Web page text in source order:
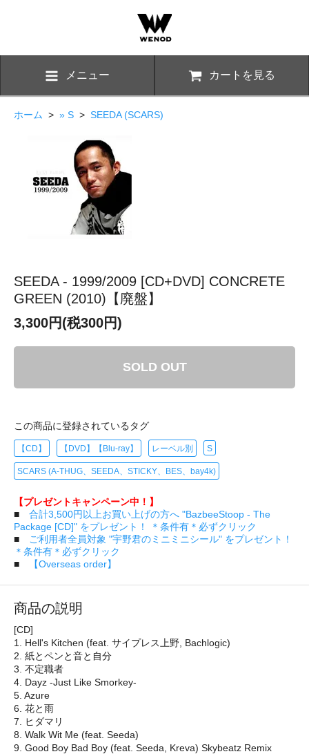
メニュー カートを見る
ホーム > » S > SEEDA (SCARS)
SEEDA - 1999/2009 [CD+DVD] CONCRETE
GREEN (2010)【廃盤】
3,300円(税300円)
SOLD OUT
この商品に登録されているタグ
【CD】 【DVD】【Blu-ray】 レーベル別 S
SCARS (A-THUG、SEEDA、STICKY、BES、bay4k)
【プレゼントキャンペーン中！】
■ 合計3,500円以上お買い上げの方へ "BazbeeStoop - The
Package [CD]" をプレゼント！ ＊条件有＊必ずクリック
■
ご利用者全員対象 "宇野君のミニミニシール" をプレゼント！
＊条件有＊必ずクリック
■
【Overseas order】
商品の説明
[CD]
1. Hell's Kitchen (feat. サイプレス上野, Bachlogic)
2. 紙とペンと音と自分
3. 不定職者
4. Dayz -Just Like Smorkey-
5. Azure
6. 花と雨
7. ヒダマリ
8. Walk Wit Me (feat. Seeda)
9. Good Boy Bad Boy (feat. Seeda, Kreva) Skybeatz Remix